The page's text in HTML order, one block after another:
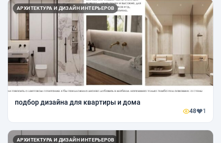
АРХИТЕКТУРА И ДИЗАЙН ИНТЕРЬЕРОВ
подбор дизайна для квартиры и дома
48 1
АРХИТЕКТУРА И ДИЗАЙН ИНТЕРЬЕРОВ